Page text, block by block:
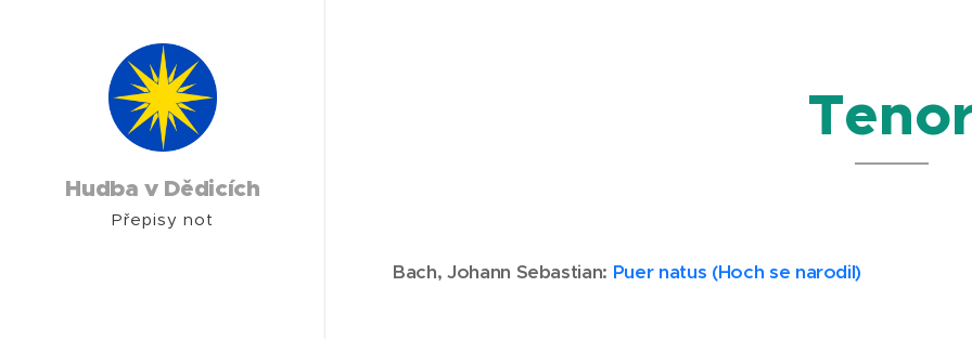
Hudba v Dědicích
Přepisy not
Bach, Johann Sebastian: Puer natus (Hoch se narodil)